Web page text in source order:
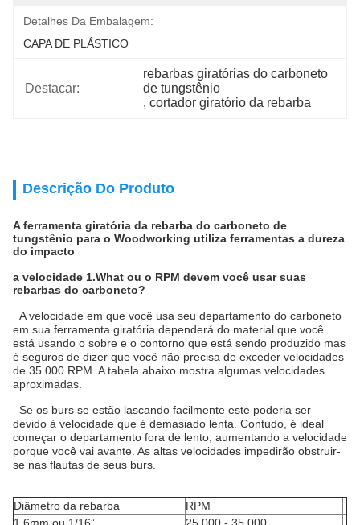
Detalhes Da Embalagem:
CAPA DE PLÁSTICO
Destacar:
rebarbas giratórias do carboneto
de tungstênio
, cortador giratório da rebarba
Descrição Do Produto
A ferramenta giratória da rebarba do carboneto de
tungstênio para o Woodworking utiliza ferramentas a dureza
do impacto
a velocidade 1.What ou o RPM devem você usar suas
rebarbas do carboneto?
A velocidade em que você usa seu departamento do carboneto
em sua ferramenta giratória dependerá do material que você
está usando o sobre e o contorno que está sendo produzido mas
é seguros de dizer que você não precisa de exceder velocidades
de 35.000 RPM. A tabela abaixo mostra algumas velocidades
aproximadas.
Se os burs se estão lascando facilmente este poderia ser
devido à velocidade que é demasiado lenta. Contudo, é ideal
começar o departamento fora de lento, aumentando a velocidade
porque você vai avante. As altas velocidades impedirão obstruir-
se nas flautas de seus burs.
Diâmetro da rebarba
RPM